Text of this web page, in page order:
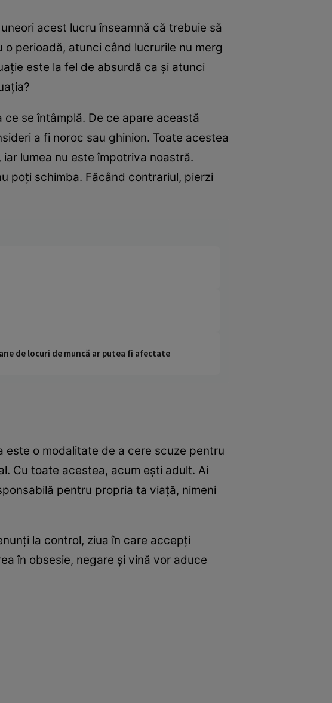
acest lucru înseamnă că trebuie să
perioadă, atunci când lucrurile nu merg
este la fel de absurdă ca şi atunci
se întâmplă. De ce apare această
a fi noroc sau ghinion. Toate acestea
lumea nu este împotriva noastră.
poţi schimba. Făcând contrariul, pierzi
de locuri de muncă ar putea fi afectate
o modalitate de a cere scuze pentru
Cu toate acestea, acum eşti adult. Ai
pentru propria ta viaţă, nimeni
la control, ziua în care accepţi
în obsesie, negare şi vină vor aduce